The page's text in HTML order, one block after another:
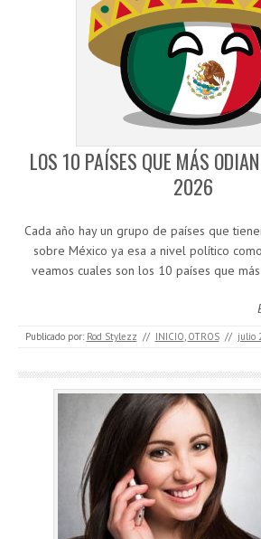
LOS 10 PAÍSES QUE MÁS
2026
Cada año hay un grupo de países que
sobre México ya esa a nivel político
veamos cuales son los 10 países que
Publicado por: Rod Stylezz // INICIO, OTROS // julio